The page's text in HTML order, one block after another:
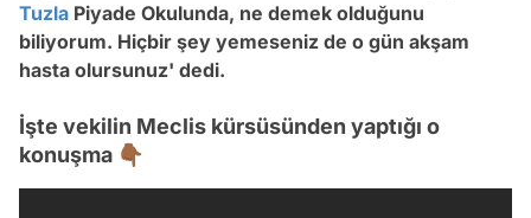
Tuzla Piyade Okulunda, ne demek olduğunu
biliyorum. Hiçbir şey yemeseniz de o gün akşam
hasta olursunuz' dedi.
İşte vekilin Meclis kürsüsünden yaptığı o
konuşma 👇🏾